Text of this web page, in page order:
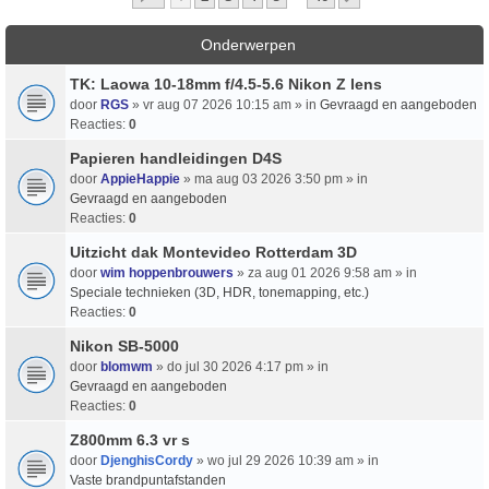
Onderwerpen
TK: Laowa 10-18mm f/4.5-5.6 Nikon Z lens
door RGS » vr aug 07 2026 10:15 am » in Gevraagd en aangeboden
Reacties: 0
Papieren handleidingen D4S
door AppieHappie » ma aug 03 2026 3:50 pm » in
Gevraagd en aangeboden
Reacties: 0
Uitzicht dak Montevideo Rotterdam 3D
door wim hoppenbrouwers » za aug 01 2026 9:58 am » in
Speciale technieken (3D, HDR, tonemapping, etc.)
Reacties: 0
Nikon SB-5000
door blomwm » do jul 30 2026 4:17 pm » in
Gevraagd en aangeboden
Reacties: 0
Z800mm 6.3 vr s
door DjenghisCordy » wo jul 29 2026 10:39 am » in
Vaste brandpuntafstanden